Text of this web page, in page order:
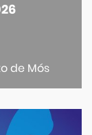
de Mós